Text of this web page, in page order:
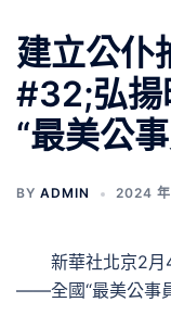
建立公仆
#32;弘
“最美公
BY ADMIN 2024
新華社北京2
——全國“最美公事